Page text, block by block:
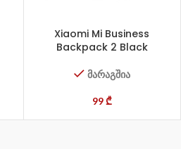
Xiaomi Mi Business
Backpack 2 Black
მარაგშია
99₾